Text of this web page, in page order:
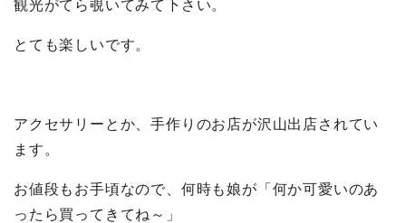
観光がてら覗いてみて下さい。
とても楽しいです。
アクセサリーとか、手作りのお店が沢山出店されてい
ます。
お値段もお手頃なので、何時も娘が「何か可愛いのあ
ったら買ってきてね～」